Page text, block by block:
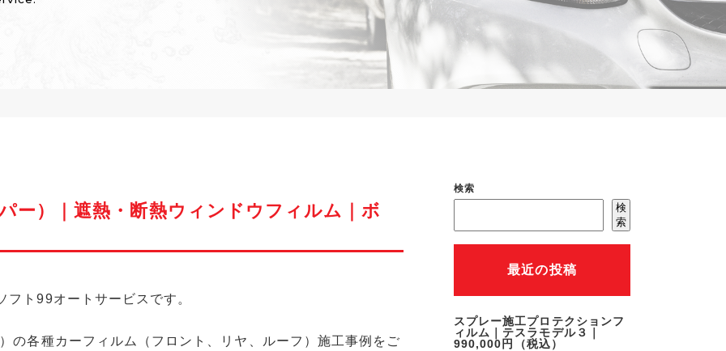
ー）｜遮熱・断熱ウィンドウフィルム｜ボ
ト99オートサービスです。
の各種カーフィルム（フロント、リヤ、ルーフ）施工事例をご
検索
検
索
最近の投稿
スプレー施工プロテクションフ
ィルム｜テスラモデル３｜
990,000円（税込）